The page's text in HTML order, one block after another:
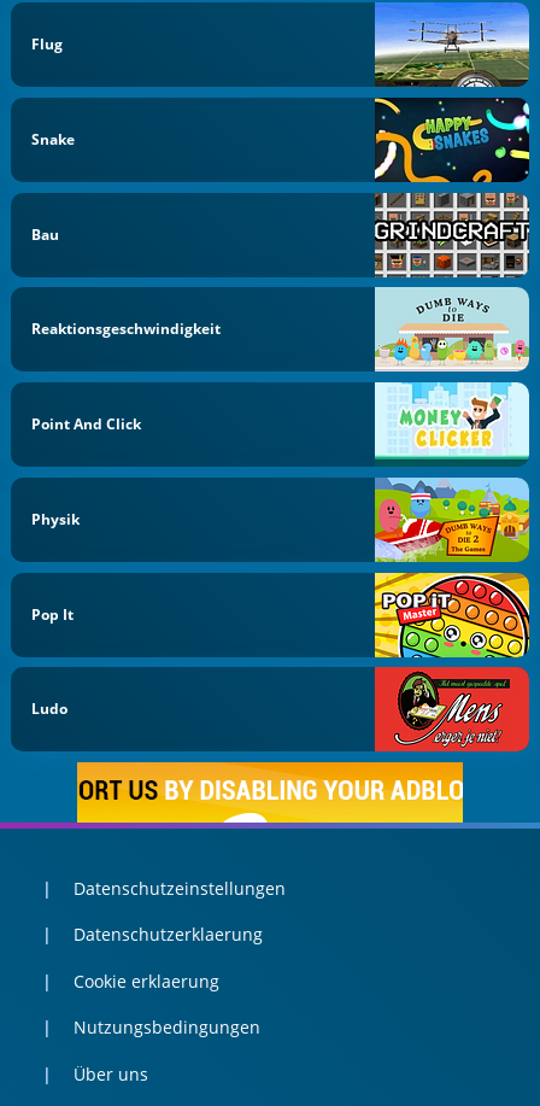
Flug
Snake
Bau
Reaktionsgeschwindigkeit
Point And Click
Physik
Pop It
Ludo
Datenschutzeinstellungen
Datenschutzerklaerung
Cookie erklaerung
Nutzungsbedingungen
Über uns